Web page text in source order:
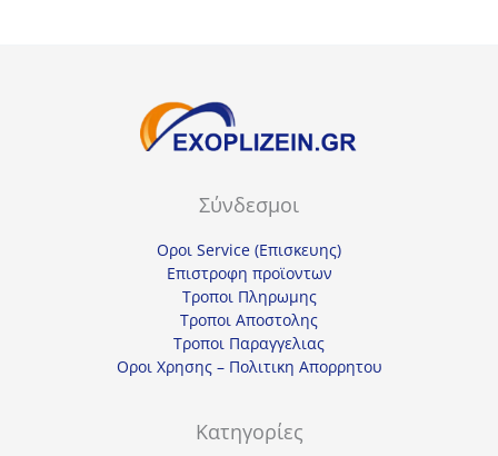
Σύνδεσμοι
Οροι Service (Επισκευης)
Επιστροφη προϊοντων
Τροποι Πληρωμης
Τροποι Αποστολης
Τροποι Παραγγελιας
Οροι Χρησης – Πολιτικη Απορρητου
Κατηγορίες